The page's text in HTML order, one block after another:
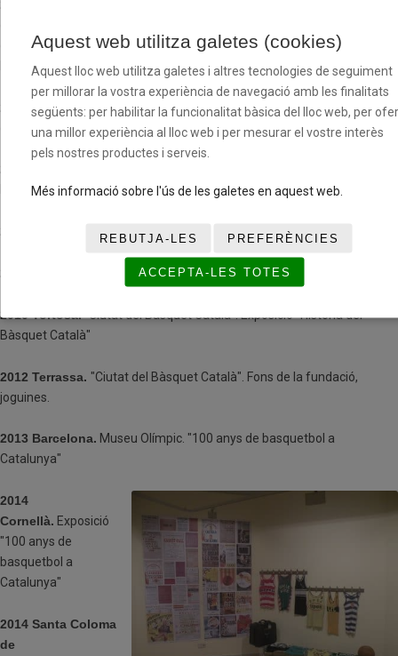
de joguines del
Basquetbol.
2009 Blanes."Ciutat
del Bàsquet Català". Fons de la fundació, joguines.
Fundació.
"Ciutat del Bàsquet Català".
"Setmana del Bàsquet a Rubí"
2010 Tortosa."Ciutat del Bàsquet Català". Exposició "Història del
Bàsquet Català"
2012 Terrassa. "Ciutat del Bàsquet Català". Fons de la fundació,
joguines.
2013 Barcelona. Museu Olímpic. "100 anys de basquetbol a
Catalunya"
2014
Cornellà. Exposició
"100 anys de
basquetbol a
Catalunya"
2014 Santa Coloma
de
Aquest web utilitza galetes (cookies)
Aquest lloc web utilitza galetes i altres tecnologies de seguiment
per millorar la vostra experiència de navegació amb les finalitats
següents: per habilitar la funcionalitat bàsica del lloc web, per
una millor experiència al lloc web i per mesurar el vostre interès
pels nostres productes i serveis.
Més informació sobre l'ús de les galetes en aquest web.
REBUTJA-LES PREFERÈNCIES
ACCEPTA-LES TOTES